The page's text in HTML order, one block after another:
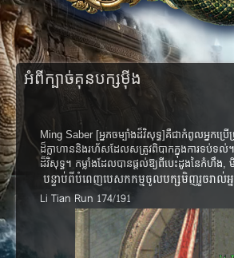
អំពីក្បាច់​គុន​បក្សម៉ីង
Ming Saber [អ្នកចម្បាំងដ៏វិសុទ្ធ]គឺជាកំពូលអ្នកប្រើ
ដ៏​ក្លាហាន​និង​រហ័ស​ដែល​សត្រូវ​ពិបាក​ក្នុង​ការ​ទប់​ទល់​។​
ដ៏​វិសុទ្ធ​។ កម្លាំង​ដែល​បាន​ផ្ដល់​ឱ្យ​ពី​បេះដូង​នៃ​កំហឹង​,
បន្ទាប់​ពី​បំពេញ​បេសកកម្ម​​​ចូល​បក្ស​មិញ​រួច​រាល់​
Li Tian Run 174/191